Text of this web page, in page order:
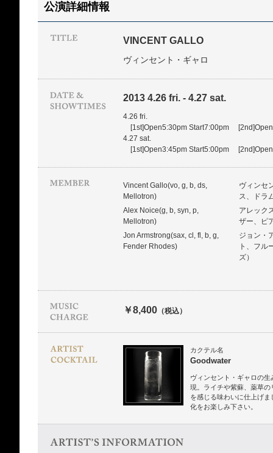
公演詳細情報
VINCENT GALLO
ヴィンセント・ギャロ
2013 4.26 fri. - 4.27 sat.
4.26 fri.
[1st]Open5:30pm Start7:00pm
4.27 sat.
[1st]Open3:45pm Start5:00pm
Vincent Gallo(vo, g, b, ds,
Mellotron)
ヴィンセ
ス、ドラ
Alex Noice(g, b, syn, p,
Mellotron)
アレック
ザー、ピ
Jon Armstrong(sax, cl, fl, b, g,
Fender Rhodes)
ジョン・
ト、フル
ズ）
￥8,400 （税込）
カクテル名
Goodwater
ヴィンセント・ギャロの
現。ライチや紫蘇、薬草
を感じる味わいに仕上げ
化をお楽しみ下さい。